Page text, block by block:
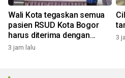
Wali Kota tegaskan semua
pasien RSUD Kota Bogor
harus diterima dengan
profesional
3 jam lalu
3